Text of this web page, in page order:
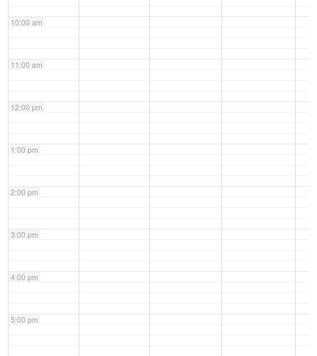
10:00 am
11:00 am
12:00 pm
1:00 pm
2:00 pm
3:00 pm
4:00 pm
5:00 pm